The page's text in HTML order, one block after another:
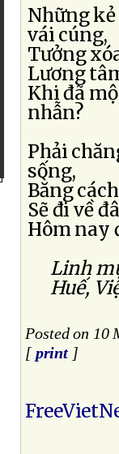
Những
vái cúng,
Tưởng
Lương
Khi đã
nhẫn?
Phải
sống,
Bằng
Sẽ đi về
Hôm nay
Linh
Huế,
Posted on 10
[print ]